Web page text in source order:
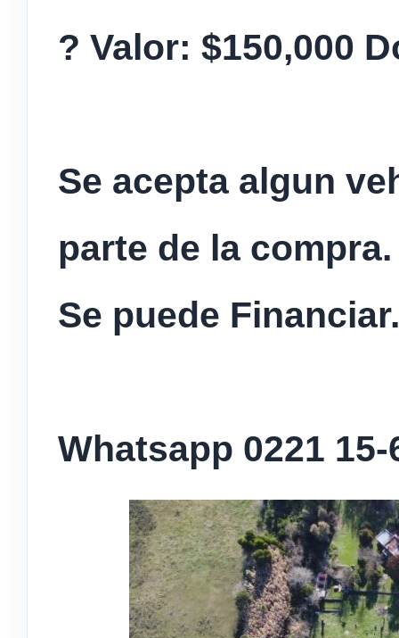
? Valor: $150,000
Se acepta algun
parte de la compra.
Se puede Financiar.
Whatsapp 0221 15-